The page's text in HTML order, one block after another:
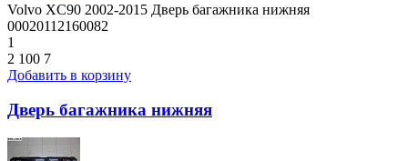
Volvo XC90 2002-2015 Дверь багажника нижняя
00020112160082
1
2 100 7
Добавить в корзину
Дверь багажника нижняя